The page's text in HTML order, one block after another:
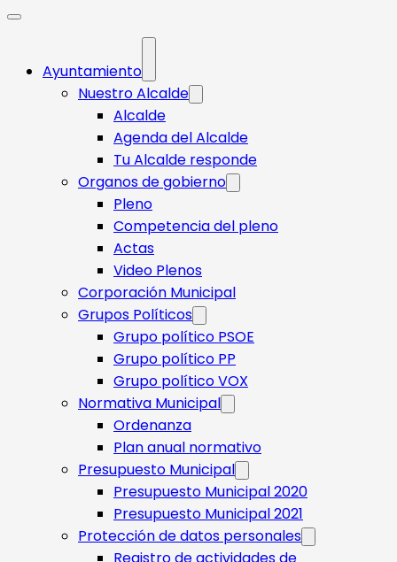
Ayuntamiento
Nuestro Alcalde
Alcalde
Agenda del Alcalde
Tu Alcalde responde​
Organos de gobierno
Pleno
Competencia del pleno
Actas
Video Plenos
Corporación Municipal
Grupos Políticos
Grupo político PSOE
Grupo político PP
Grupo político VOX
Normativa Municipal
Ordenanza
Plan anual normativo
Presupuesto Municipal
Presupuesto Municipal 2020
Presupuesto Municipal 2021
Protección de datos personales